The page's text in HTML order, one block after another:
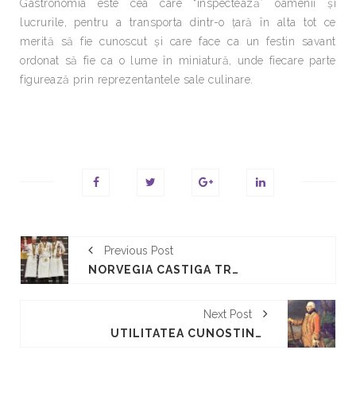
Gastronomia este cea care “inspectează” oamenii şi
lucrurile, pentru a transporta dintr-o ţară în alta tot ce
merită să fie cunoscut şi care face ca un festin savant
ordonat să fie ca o lume în miniatură, unde fiecare parte
figurează prin reprezentantele sale culinare.
Previous Post
NORVEGIA CASTIGA TROFEUL BOCUSE D’OR 2015
Next Post
UTILITATEA CUNOSTINTELOR GASTRONOMICE